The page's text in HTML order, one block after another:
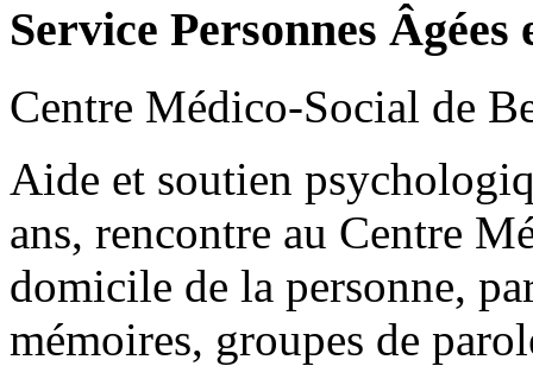
Service Personnes
Centre Médico-Social de
Aide et soutien
ans, rencontre au Centre
domicile de la personne,
mémoires, groupes de